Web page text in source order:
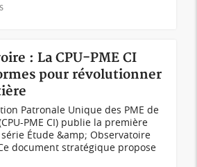
: La CPU-PME CI
pour révolutionner
Patronale Unique des PME de
PME CI) publie la première
Étude &amp; Observatoire
document stratégique propose